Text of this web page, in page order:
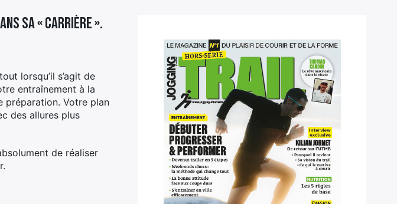
sa « carrière ».
lorsqu’il s’agit de
entraînement à la
préparation. Votre plan
des allures plus
de réaliser